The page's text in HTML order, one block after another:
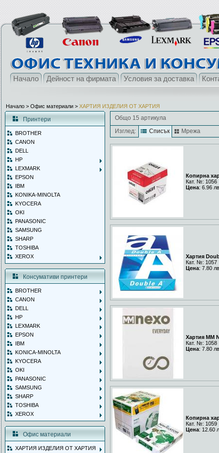
Начало Дейност на фирмата Условия за доставка
Начало > Офис материали > ХАРТИЯ ИЗДЕЛИЯ ОТ ХАРТИЯ
Принтери
BROTHER
CANON
DELL
HP
LEXMARK
EPSON
IBM
KONIKA-MINOLTA
KYOCERA
OKI
PANASONIC
SAMSUNG
SHARP
TOSHIBA
XEROX
Консумативи принтери
BROTHER
CANON
DELL
HP
LEXMARK
EPSON
IBM
KONICA-MINOLTA
KYOCERA
OKI
PANASONIC
SAMSUNG
SHARP
TOSHIBA
XEROX
Офис материали
ХАРТИЯ ИЗДЕЛИЯ ОТ ХАРТИЯ
Общо 15 артикула
Изглед:
Списък Мрежа
Копирна
Кат. №: 1056
Цена: 6.96
Хартия
Кат. №: 1057
Цена: 7.80
Хартия MM
Кат. №: 1058
Цена: 7.80
Копирна
Кат. №: 1059
Цена: 12.60